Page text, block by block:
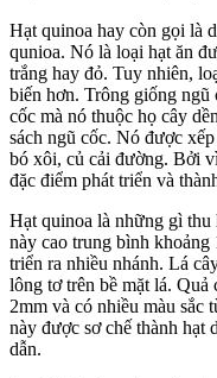
Hạt quinoa hay còn gọi là
qunioa. Nó là loại hạt ăn
trắng hay đỏ. Tuy nhiên,
biến hơn. Trông giống
cốc mà nó thuộc họ cây
sách ngũ cốc. Nó được
bó xôi, củ cải đường. Bởi
đặc điểm phát triển và
Hạt quinoa là những gì
này cao trung bình
triển ra nhiều nhánh. Lá
lông tơ trên bề mặt lá.
2mm và có nhiều màu sắc
này được sơ chế thành hạt
dẫn.